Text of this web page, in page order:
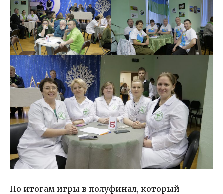
По итогам игры в полуфинал, который